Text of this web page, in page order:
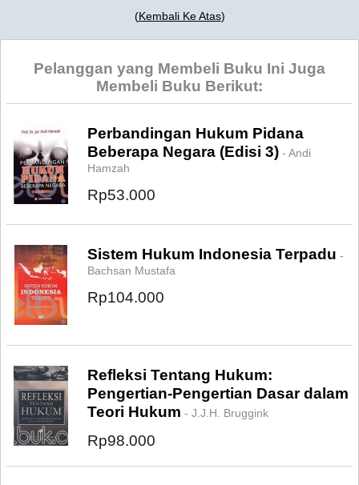
(Kembali Ke Atas)
Pelanggan yang Membeli Buku Ini Juga
Membeli Buku Berikut:
Perbandingan Hukum Pidana
Beberapa Negara (Edisi 3) - Andi
Hamzah
Rp53.000
Sistem Hukum Indonesia Terpadu -
Bachsan Mustafa
Rp104.000
Refleksi Tentang Hukum:
Pengertian-Pengertian Dasar dalam
Teori Hukum - J.J.H. Bruggink
Rp98.000